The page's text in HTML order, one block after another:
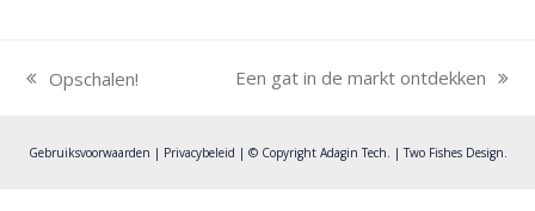
previous
Opschalen!
next
Een gat in de markt ontdekken
Gebruiksvoorwaarden | Privacybeleid | © Copyright Adagin Tech. |Two Fishes Design